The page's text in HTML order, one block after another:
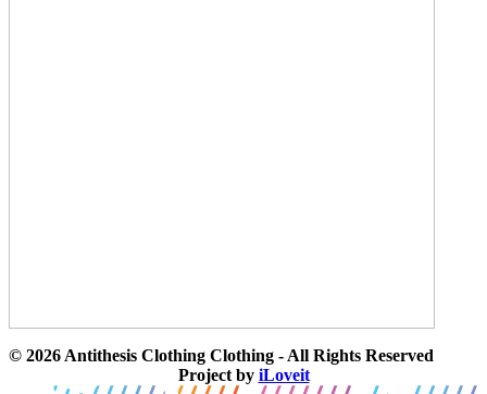
© 2026 Antithesis Clothing Clothing - All Rights Reserved
Project by iLoveit